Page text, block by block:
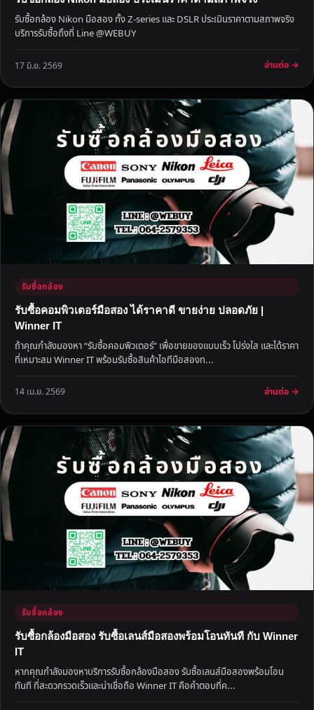
ใ
ร
ค
ง
รับซื้อกล้อง Nikon มือสอง ทั้ง Z-series และ DSLR ประเมินราคาตามสภาพจริง
บริการรับซื้อถึงที่ Line @WEBUY
17 มิ.ย. 2569 อ่านต่อ →
รับซื้อกล้อง
รับซื้อคอมพิวเตอร์มือสอง ได้ราคาดี ขายง่าย ปลอดภัย |
Winner IT
ถ้าคุณกำลังมองหา “รับซื้อคอมพิวเตอร์” เพื่อขายของแบบเร็ว โปร่งใส และได้ราคา
ที่เหมาะสม Winner IT พร้อมรับซื้อสินค้าไอทีมือสองท...
14 เม.ย. 2569 อ่านต่อ →
รับซื้อกล้อง
รับซื้อกล้องมือสอง รับซื้อเลนส์มือสองพร้อมโอนทันที กับ Winner
IT
หากคุณกำลังมองหาบริการรับซื้อกล้องมือสอง รับซื้อเลนส์มือสองพร้อมโอน
ทันที ที่สะดวกรวดเร็วและน่าเชื่อถือ Winner IT คือคำตอบที่ค...